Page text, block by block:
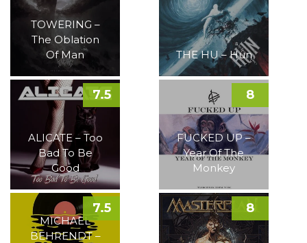
TOWERING –
The Oblation
Of Man
THE HU – Hun
ALICATE – Too
Bad To Be
Good
7.5
FUCKED UP –
Year Of The
Monkey
8
MICHAEL
BEHRENDT –
7.5 8